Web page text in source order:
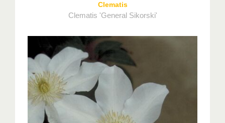
Clematis
Clematis 'General Sikorski'